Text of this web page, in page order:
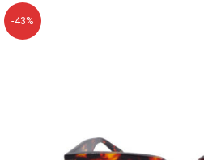
-43%